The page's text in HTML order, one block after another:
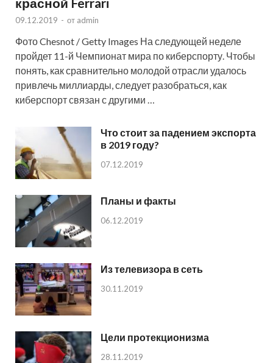
09.12.2019 - от admin
Фото Chesnot / Getty Images На следующей неделе
пройдет 11-й Чемпионат мира по киберспорту. Чтобы
понять, как сравнительно молодой отрасли удалось
привлечь миллиарды, следует разобраться, как
киберспорт связан с другими …
Что стоит за падением экспорта
в 2019 году?
07.12.2019
Планы и факты
06.12.2019
Из телевизора в сеть
30.11.2019
Цели протекционизма
28.11.2019